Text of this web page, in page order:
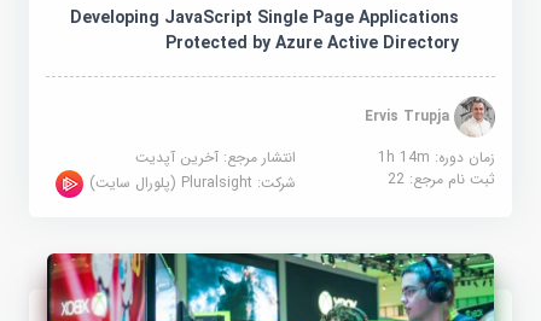
Developing JavaScript Single Page Applications
Protected by Azure Active Directory
Ervis Trupja
زمان دوره: 1h 14m
انتشار مرجع:آخرین آپدیت
ثبت نام مرجع:22 شرکت:Pluralsight (پلورال سایت)